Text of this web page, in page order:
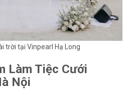
trời tại Vinpearl Hạ Long
Làm Tiệc Cưới
Nội